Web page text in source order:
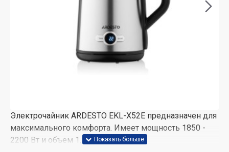
Электрочайник ARDESTO EKL-X52E предназначен для
максимального комфорта. Имеет мощность 1850 -
2200 Вт и объем 1,5 л.